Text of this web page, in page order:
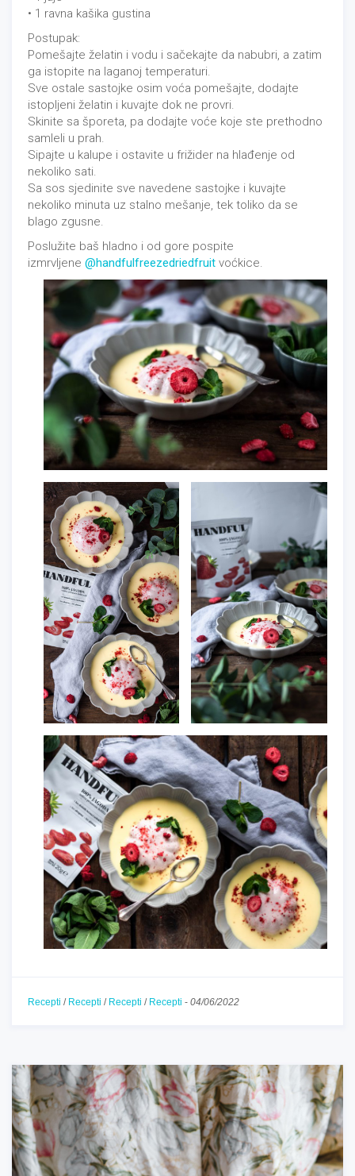
• 1 ravna kašika gustina
Postupak:
Pomešajte želatin i vodu i sačekajte da nabubri, a zatim
ga istopite na laganoj temperaturi.
Sve ostale sastojke osim voća pomešajte, dodajte
istopljeni želatin i kuvajte dok ne provri.
Skinite sa šporeta, pa dodajte voće koje ste prethodno
samleli u prah.
Sipajte u kalupe i ostavite u frižider na hlađenje od
nekoliko sati.
Sa sos sjedinite sve navedene sastojke i kuvajte
nekoliko minuta uz stalno mešanje, tek toliko da se
blago zgusne.
Poslužite baš hladno i od gore pospite
izmrvljene @handfulfreezedriedfruit voćkice.
Recepti / Recepti / Recepti / Recepti - 04/06/2022